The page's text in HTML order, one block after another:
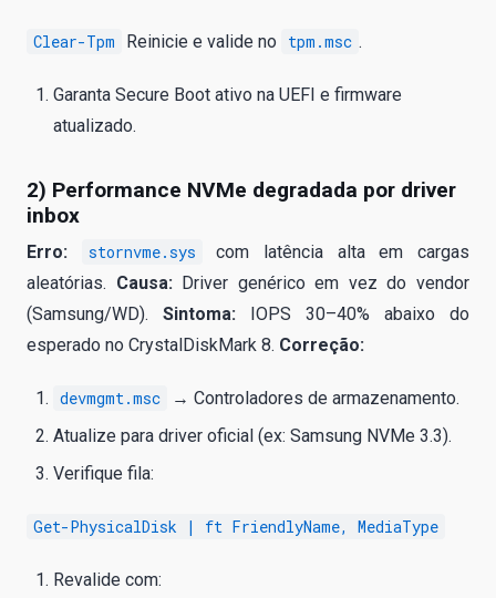
Clear-Tpm Reinicie e valide no tpm.msc .
Garanta Secure Boot ativo na UEFI e firmware
atualizado.
2) Performance NVMe degradada por driver
inbox
Erro: stornvme.sys
com latência alta em cargas
aleatórias. Causa:Driver genérico em vez do vendor
(Samsung/WD). Sintoma: IOPS 30–40% abaixo do
esperado no CrystalDiskMark 8. Correção:
devmgmt.msc
→ Controladores de armazenamento.
Atualize para driver oficial (ex: Samsung NVMe 3.3).
Verifique fila:
Get-PhysicalDisk | ft FriendlyName, MediaType
Revalide com: